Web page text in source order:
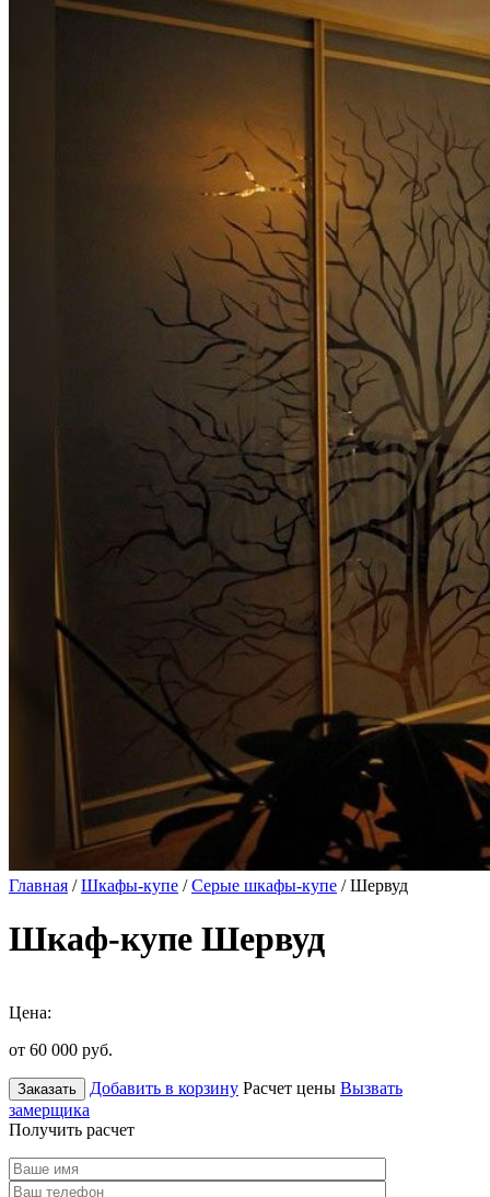
Главная /Шкафы-купе /Серые шкафы-купе / Шервуд
Шкаф-купе Шервуд
Цена:
от 60 000 руб.
Заказать Добавить в корзину Расчет цены Вызвать
замерщика
Получить расчет